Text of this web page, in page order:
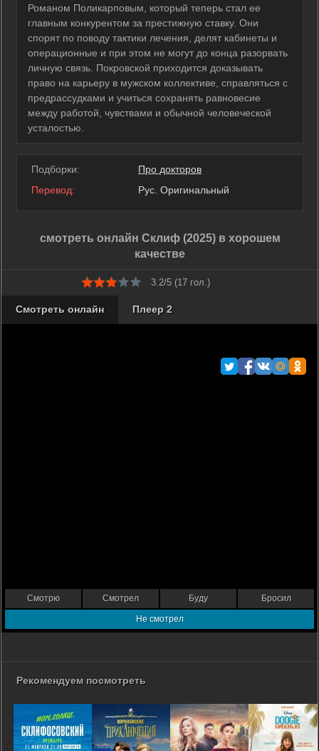
Романом Поликарповым, который теперь стал ее
главным конкурентом за престижную ставку. Они
спорят по поводу тактики лечения, делят кабинеты и
операционные и при этом не могут до конца разорвать
личную связь. Покровской приходится доказывать
право на карьеру в мужском коллективе, справляться с
предрассудками и учиться сохранять равновесие
между работой, чувствами и обычной человеческой
усталостью.
Подборки:
Про докторов
Перевод:
Рус. Оригинальный
смотреть онлайн Склиф (2025) в хорошем
качестве
3.2/5 (17 гол.)
Смотреть онлайн Плеер 2
Смотрю Смотрел Буду Бросил
Не смотрел
Рекомендуем посмотреть